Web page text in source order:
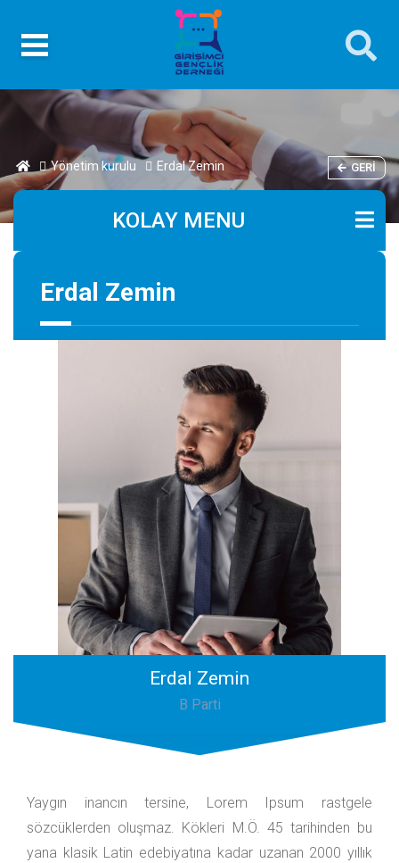
Yönetim kurulu Erdal Zemin GERI
KOLAY MENU
Erdal Zemin
Erdal Zemin
B Parti
Yaygın inancın tersine, Lorem Ipsum rastgele
sözcüklerden oluşmaz. Kökleri M.Ö. 45 tarihinden bu
yana klasik Latin edebiyatına kadar uzanan 2000 yıllık